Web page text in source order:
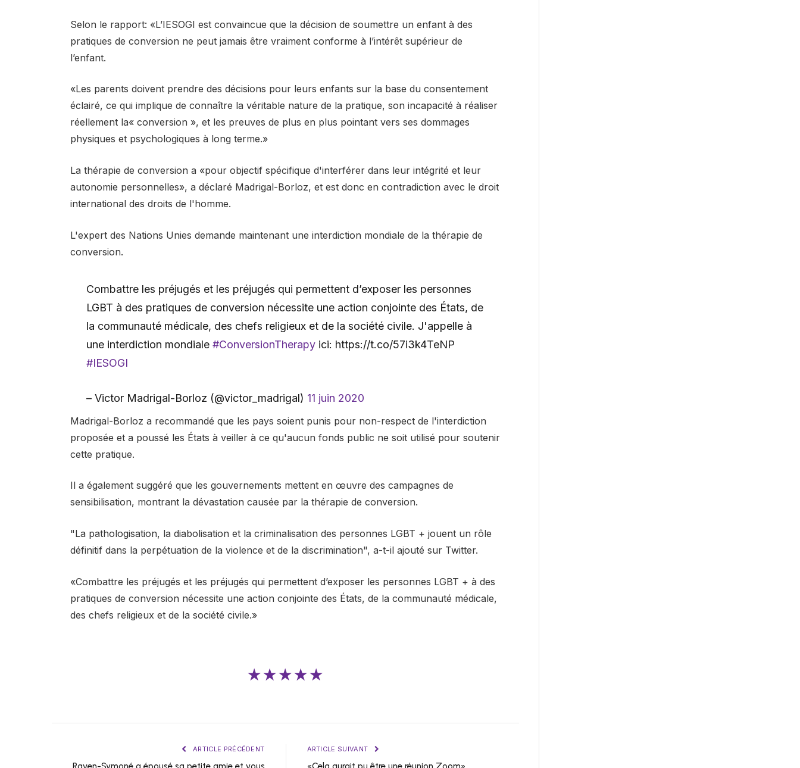
Selon le rapport: «L’IESOGI est convaincue que la décision de soumettre un enfant à des
pratiques de conversion ne peut jamais être vraiment conforme à l’intérêt supérieur de
l’enfant.
«Les parents doivent prendre des décisions pour leurs enfants sur la base du consentement
éclairé, ce qui implique de connaître la véritable nature de la pratique, son incapacité à réaliser
réellement la« conversion », et les preuves de plus en plus pointant vers ses dommages
physiques et psychologiques à long terme.»
La thérapie de conversion a «pour objectif spécifique d'interférer dans leur intégrité et leur
autonomie personnelles», a déclaré Madrigal-Borloz, et est donc en contradiction avec le droit
international des droits de l'homme.
L'expert des Nations Unies demande maintenant une interdiction mondiale de la thérapie de
conversion.
Combattre les préjugés et les préjugés qui permettent d’exposer les personnes
LGBT à des pratiques de conversion nécessite une action conjointe des États, de
la communauté médicale, des chefs religieux et de la société civile. J'appelle à
une interdiction mondiale #ConversionTherapyici: https://t.co/57i3k4TeNP
#IESOGI
– Victor Madrigal-Borloz (@victor_madrigal) 11 juin 2020
Madrigal-Borloz a recommandé que les pays soient punis pour non-respect de l'interdiction
proposée et a poussé les États à veiller à ce qu'aucun fonds public ne soit utilisé pour soutenir
cette pratique.
Il a également suggéré que les gouvernements mettent en œuvre des campagnes de
sensibilisation, montrant la dévastation causée par la thérapie de conversion.
"La pathologisation, la diabolisation et la criminalisation des personnes LGBT + jouent un rôle
définitif dans la perpétuation de la violence et de la discrimination", a-t-il ajouté sur Twitter.
«Combattre les préjugés et les préjugés qui permettent d’exposer les personnes LGBT + à des
pratiques de conversion nécessite une action conjointe des États, de la communauté médicale,
des chefs religieux et de la société civile.»
★★★★★
ARTICLE PRÉCÉDENT ARTICLE SUIVANT